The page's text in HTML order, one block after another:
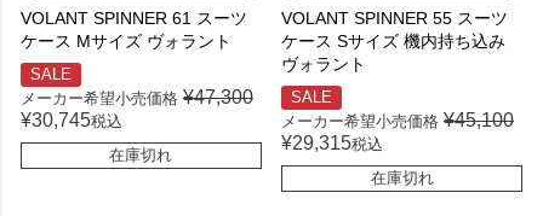
VOLANT SPINNER 61 スーツ
ケース Mサイズ ヴォラント
SALE
メーカー希望小売価格 ¥47,300
¥30,745税込
在庫切れ
VOLANT SPINNER 55 スーツ
ケース Sサイズ 機内持ち込み
ヴォラント
SALE
メーカー希望小売価格 ¥45,100
¥29,315税込
在庫切れ